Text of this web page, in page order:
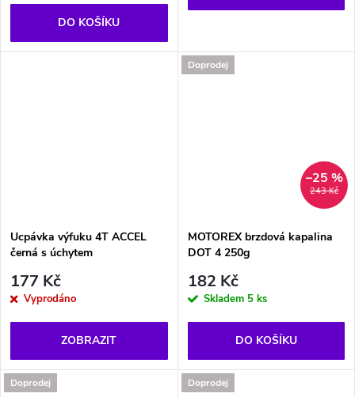
DO KOŠÍKU
Ucpávka výfuku 4T ACCEL
černá s úchytem
177 Kč
Vyprodáno
ZOBRAZIT
Doprodej
243 Kč
–25 %
MOTOREX brzdová kapalina
DOT 4 250g
182 Kč
Skladem 5 ks
DO KOŠÍKU
Doprodej Doprodej